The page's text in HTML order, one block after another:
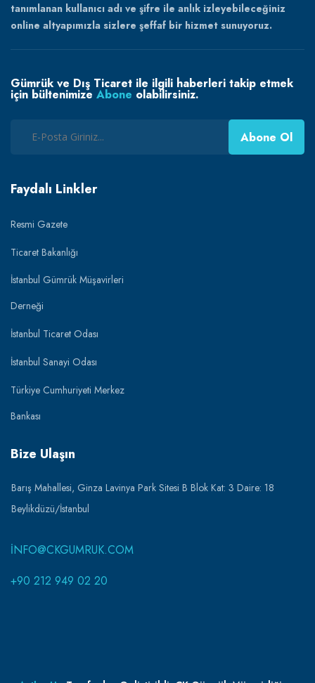
tanımlanan kullanıcı adı ve şifre ile anlık izleyebileceğiniz
online altyapımızla sizlere şeffaf bir hizmet sunuyoruz.
Gümrük ve Dış Ticaret ile ilgili haberleri takip etmek
için bültenimize Abone olabilirsiniz.
Abone Ol
Faydalı Linkler
Resmi Gazete
Ticaret Bakanlığı
İstanbul Gümrük Müşavirleri
Derneği
İstanbul Ticaret Odası
İstanbul Sanayi Odası
Türkiye Cumhuriyeti Merkez
Bankası
Bize Ulaşın
Barış Mahallesi, Ginza Lavinya Park Sitesi B Blok Kat: 3 Daire: 18
Beylikdüzü/İstanbul
INFO@CKGUMRUK.COM
+90 212 949 02 20